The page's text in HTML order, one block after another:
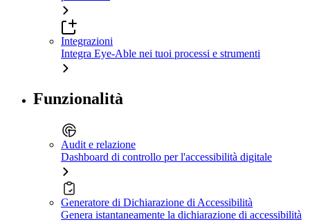
Integrazioni
Integra Eye-Able nei tuoi processi e strumenti
Funzionalità
Audit e relazione
Dashboard di controllo per l'accessibilità digitale
Generatore di Dichiarazione di Accessibilità
Genera istantaneamente la dichiarazione di accessibilità